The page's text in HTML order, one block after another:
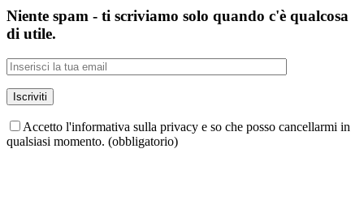
Niente spam - ti scriviamo solo quando c'è qualcosa
di utile.
Accetto l'informativa sulla privacy e so che posso cancellarmi in
qualsiasi momento. (obbligatorio)